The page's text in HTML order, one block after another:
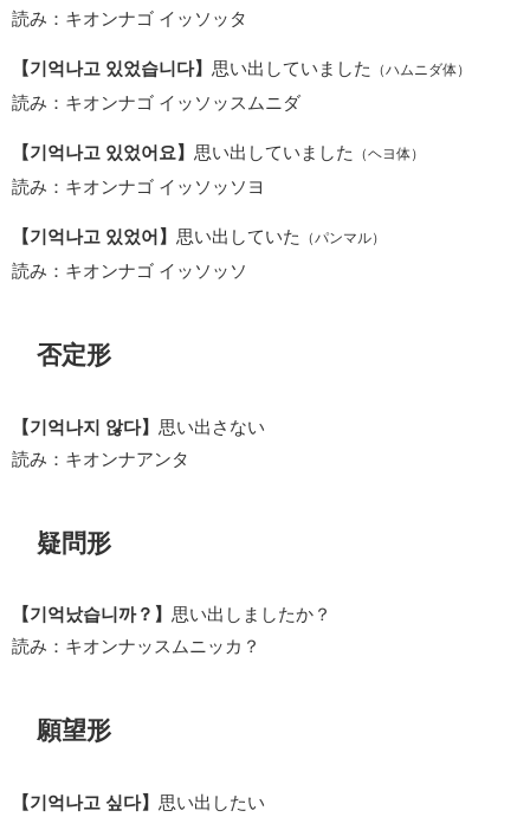
読み：キオンナゴ イッソッタ
【기억나고 있었습니다】 思い出していました （ハムニダ体）
読み：キオンナゴ イッソッスムニダ
【기억나고 있었어요】 思い出していました （ヘヨ体）
読み：キオンナゴ イッソッソヨ
【기억나고 있었어】 思い出していた （パンマル）
読み：キオンナゴ イッソッソ
否定形
【기억나지 않다】 思い出さない
読み：キオンナアンタ
疑問形
【기억났습니까？】 思い出しましたか？
読み：キオンナッスムニッカ？
願望形
【기억나고 싶다】 思い出したい